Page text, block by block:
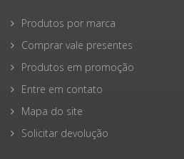
Produtos por marca
Comprar vale presentes
Produtos em promoção
Entre em contato
Mapa do site
Solicitar devolução